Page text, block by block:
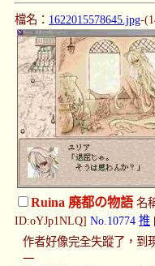
檔名： 1622015578645.jpg-
Ruina 廃都の物語名
ID:oYJp1NLQ] No.10774 推
作者好像完全失蹤了，到
一